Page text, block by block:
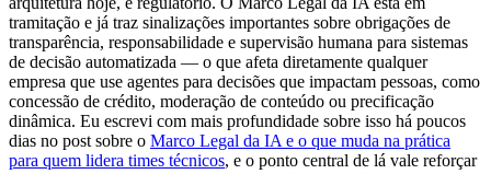
tramitação e já traz sinalizações importantes sobre obrigações de
transparência, responsabilidade e supervisão humana para sistemas
de decisão automatizada — o que afeta diretamente qualquer
empresa que use agentes para decisões que impactam pessoas, como
concessão de crédito, moderação de conteúdo ou precificação
dinâmica. Eu escrevi com mais profundidade sobre isso há poucos
dias no post sobre o Marco Legal da IA e o que muda na prática
para quem lidera times técnicos, e o ponto central de lá vale reforçar